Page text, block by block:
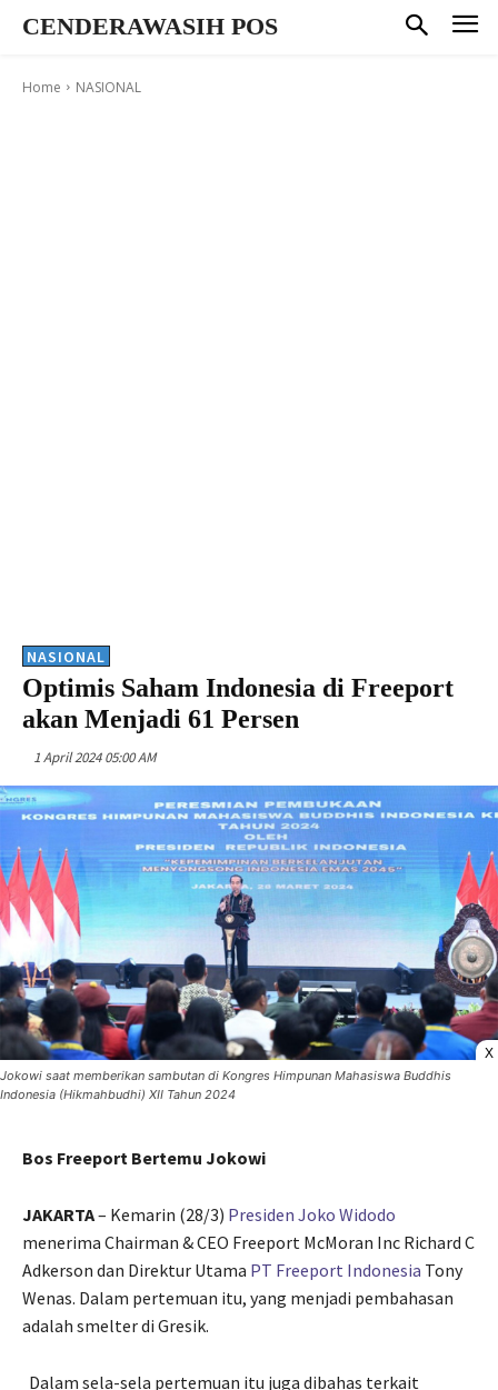
CENDERAWASIH POS
Home NASIONAL
NASIONAL
Optimis Saham Indonesia di Freeport
akan Menjadi 61 Persen
1 April 2024 05:00 AM
X
Jokowi saat memberikan sambutan di Kongres Himpunan Mahasiswa Buddhis
Indonesia (Hikmahbudhi) XII Tahun 2024
Bos Freeport Bertemu Jokowi
JAKARTA– Kemarin (28/3) Presiden Joko Widodo
menerima Chairman & CEO Freeport McMoran Inc Richard C
Adkerson dan Direktur Utama PT Freeport Indonesia Tony
Wenas. Dalam pertemuan itu, yang menjadi pembahasan
adalah smelter di Gresik.
Dalam sela-sela pertemuan itu juga dibahas terkait